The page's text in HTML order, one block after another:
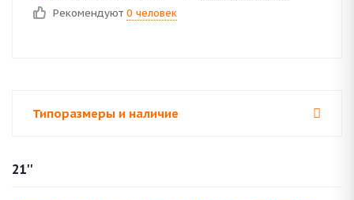
Рекомендуют 0 человек
Типоразмеры и наличие
21''